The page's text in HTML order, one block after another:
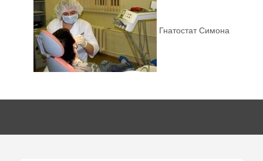
Гнатостат Симона